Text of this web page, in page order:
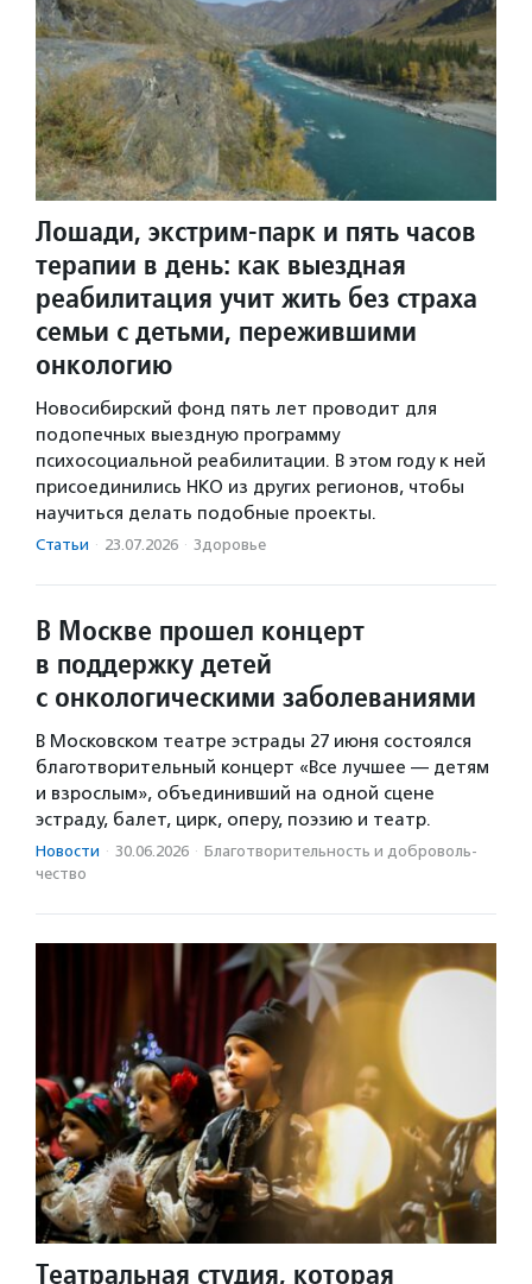
Лошади, экстрим-парк и пять часов
терапии в день: как выездная
реабилитация учит жить без страха
семьи с детьми, пережившими
онкологию
Новосибирский фонд пять лет проводит для
подопечных выездную программу
психосоциальной реабилитации. В этом году к ней
присоединились НКО из других регионов, чтобы
научиться делать подобные проекты.
Статьи · 23.07.2026 · Здоровье
В Москве прошел концерт
в поддержку детей
с онкологическими заболеваниями
В Московском театре эстрады 27 июня состоялся
благотворительный концерт «Все лучшее — детям
и взрослым», объединивший на одной сцене
эстраду, балет, цирк, оперу, поэзию и театр.
Новости · 30.06.2026 · Благотвори­тель­ность и доброволь­
чест­во
Театральная студия, которая